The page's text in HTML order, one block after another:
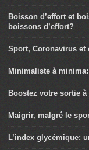
Boisson d’effort et
boissons d’effort?
Sport, Coronavirus et
Minimaliste à
Boostez votre sortie à
Maigrir, malgré le
L’index glycémique: